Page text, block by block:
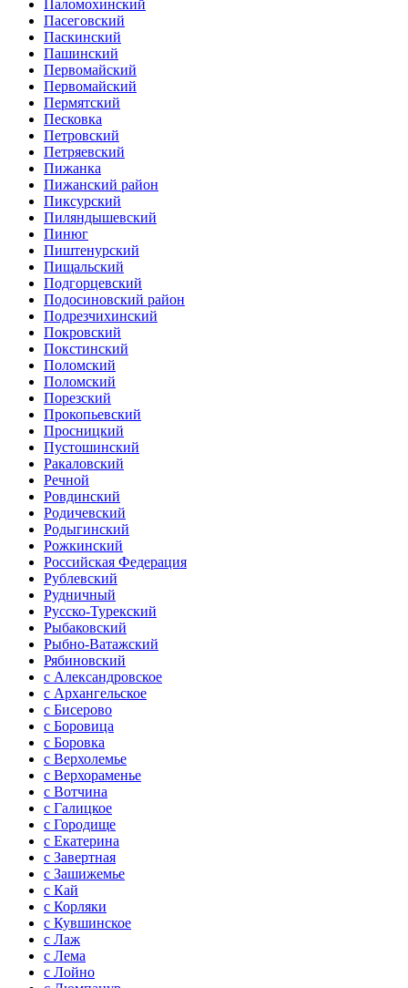
Паломохинский
Пасеговский
Паскинский
Пашинский
Первомайский
Первомайский
Пермятский
Песковка
Петровский
Петряевский
Пижанка
Пижанский район
Пиксурский
Пиляндышевский
Пинюг
Пиштенурский
Пищальский
Подгорцевский
Подосиновский район
Подрезчихинский
Покровский
Покстинский
Поломский
Поломский
Порезский
Прокопьевский
Просницкий
Пустошинский
Ракаловский
Речной
Ровдинский
Родичевский
Родыгинский
Рожкинский
Российская Федерация
Рублевский
Рудничный
Русско-Турекский
Рыбаковский
Рыбно-Ватажский
Рябиновский
с Александровское
с Архангельское
с Бисерово
с Боровица
с Боровка
с Верхолемье
с Верхораменье
с Вотчина
с Галицкое
с Городище
с Екатерина
с Завертная
с Зашижемье
с Кай
с Корляки
с Кувшинское
с Лаж
с Лема
с Лойно